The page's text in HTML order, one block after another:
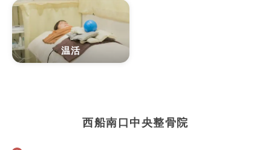
温活
西船南口中央整骨院